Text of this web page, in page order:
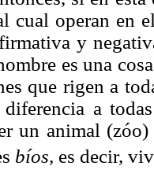
cual operan en
y
es una
que rigen a
a
un animal
bíos, es decir,